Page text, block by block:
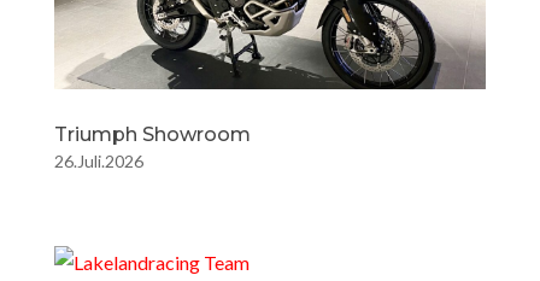
Triumph Showroom
26.Juli.2026